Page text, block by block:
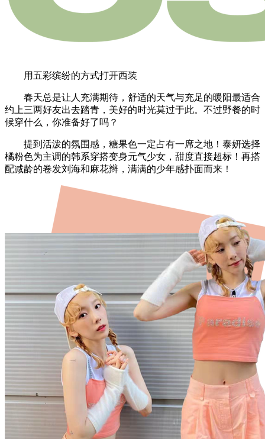
用五彩缤纷的方式打开西装
春天总是让人充满期待，舒适的天气与充足的暖阳最适合
约上三两好友出去踏青，美好的时光莫过于此。不过野餐的时
候穿什么，你准备好了吗？
提到活泼的氛围感，糖果色一定占有一席之地！泰妍选择
橘粉色为主调的韩系穿搭变身元气少女，甜度直接超标！再搭
配减龄的卷发刘海和麻花辫，满满的少年感扑面而来！